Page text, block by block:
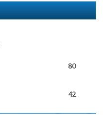
80
42